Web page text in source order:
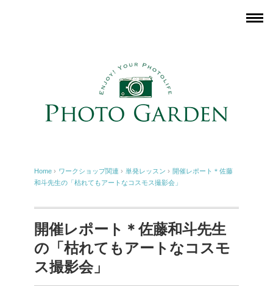
Home › ワークショップ関連 › 単発レッスン › 開催レポート＊佐藤
和斗先生の「枯れてもアートなコスモス撮影会」
開催レポート＊佐藤和斗先生
の「枯れてもアートなコスモ
ス撮影会」